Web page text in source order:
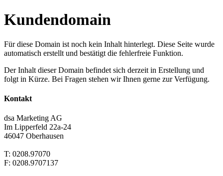
Kundendomain
Für diese Domain ist noch kein Inhalt hinterlegt. Diese Seite wurde
automatisch erstellt und bestätigt die fehlerfreie Funktion.
Der Inhalt dieser Domain befindet sich derzeit in Erstellung und
folgt in Kürze. Bei Fragen stehen wir Ihnen gerne zur Verfügung.
Kontakt
dsa Marketing AG
Im Lipperfeld 22a-24
46047 Oberhausen
T: 0208.97070
F: 0208.9707137